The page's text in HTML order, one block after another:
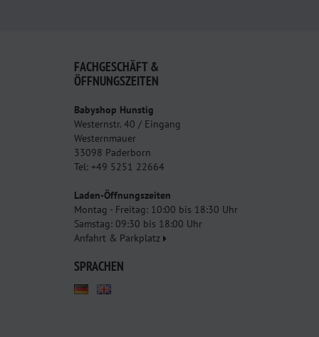
FACHGESCHÄFT &
ÖFFNUNGSZEITEN
Babyshop Hunstig
Westernstr. 40 / Eingang
Westernmauer
33098 Paderborn
Tel: +49 5251 22664
Laden-Öffnungszeiten
Montag - Freitag: 10:00 bis 18:30 Uhr
Samstag: 09:30 bis 18:00 Uhr
Anfahrt & Parkplatz
SPRACHEN